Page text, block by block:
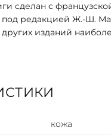
сделан с
под редакцией Ж.-Ш.
изданий
к изданию
томе.
переплёт
кожа